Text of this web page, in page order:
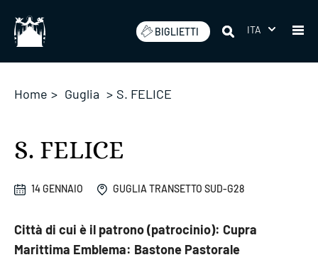
BIGLIETTI ITA
Home > Guglia > S. FELICE
S. FELICE
14 GENNAIO GUGLIA TRANSETTO SUD-G28
Città di cui è il patrono (patrocinio): Cupra
Marittima Emblema: Bastone Pastorale